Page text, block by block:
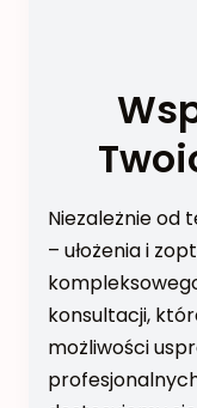
Niezależnie od
– ułożenia i
konsultacji,
możliwości